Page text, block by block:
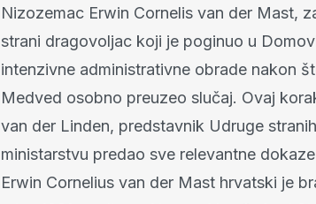
Nizozemac Erwin Cornelis van der Mast,
strani dragovoljac koji je poginuo u
intenzivne administrativne obrade nakon
Medved osobno preuzeo slučaj. Ovaj
van der Linden, predstavnik Udruge
ministarstvu predao sve relevantne
Erwin Cornelius van der Mast hrvatski je